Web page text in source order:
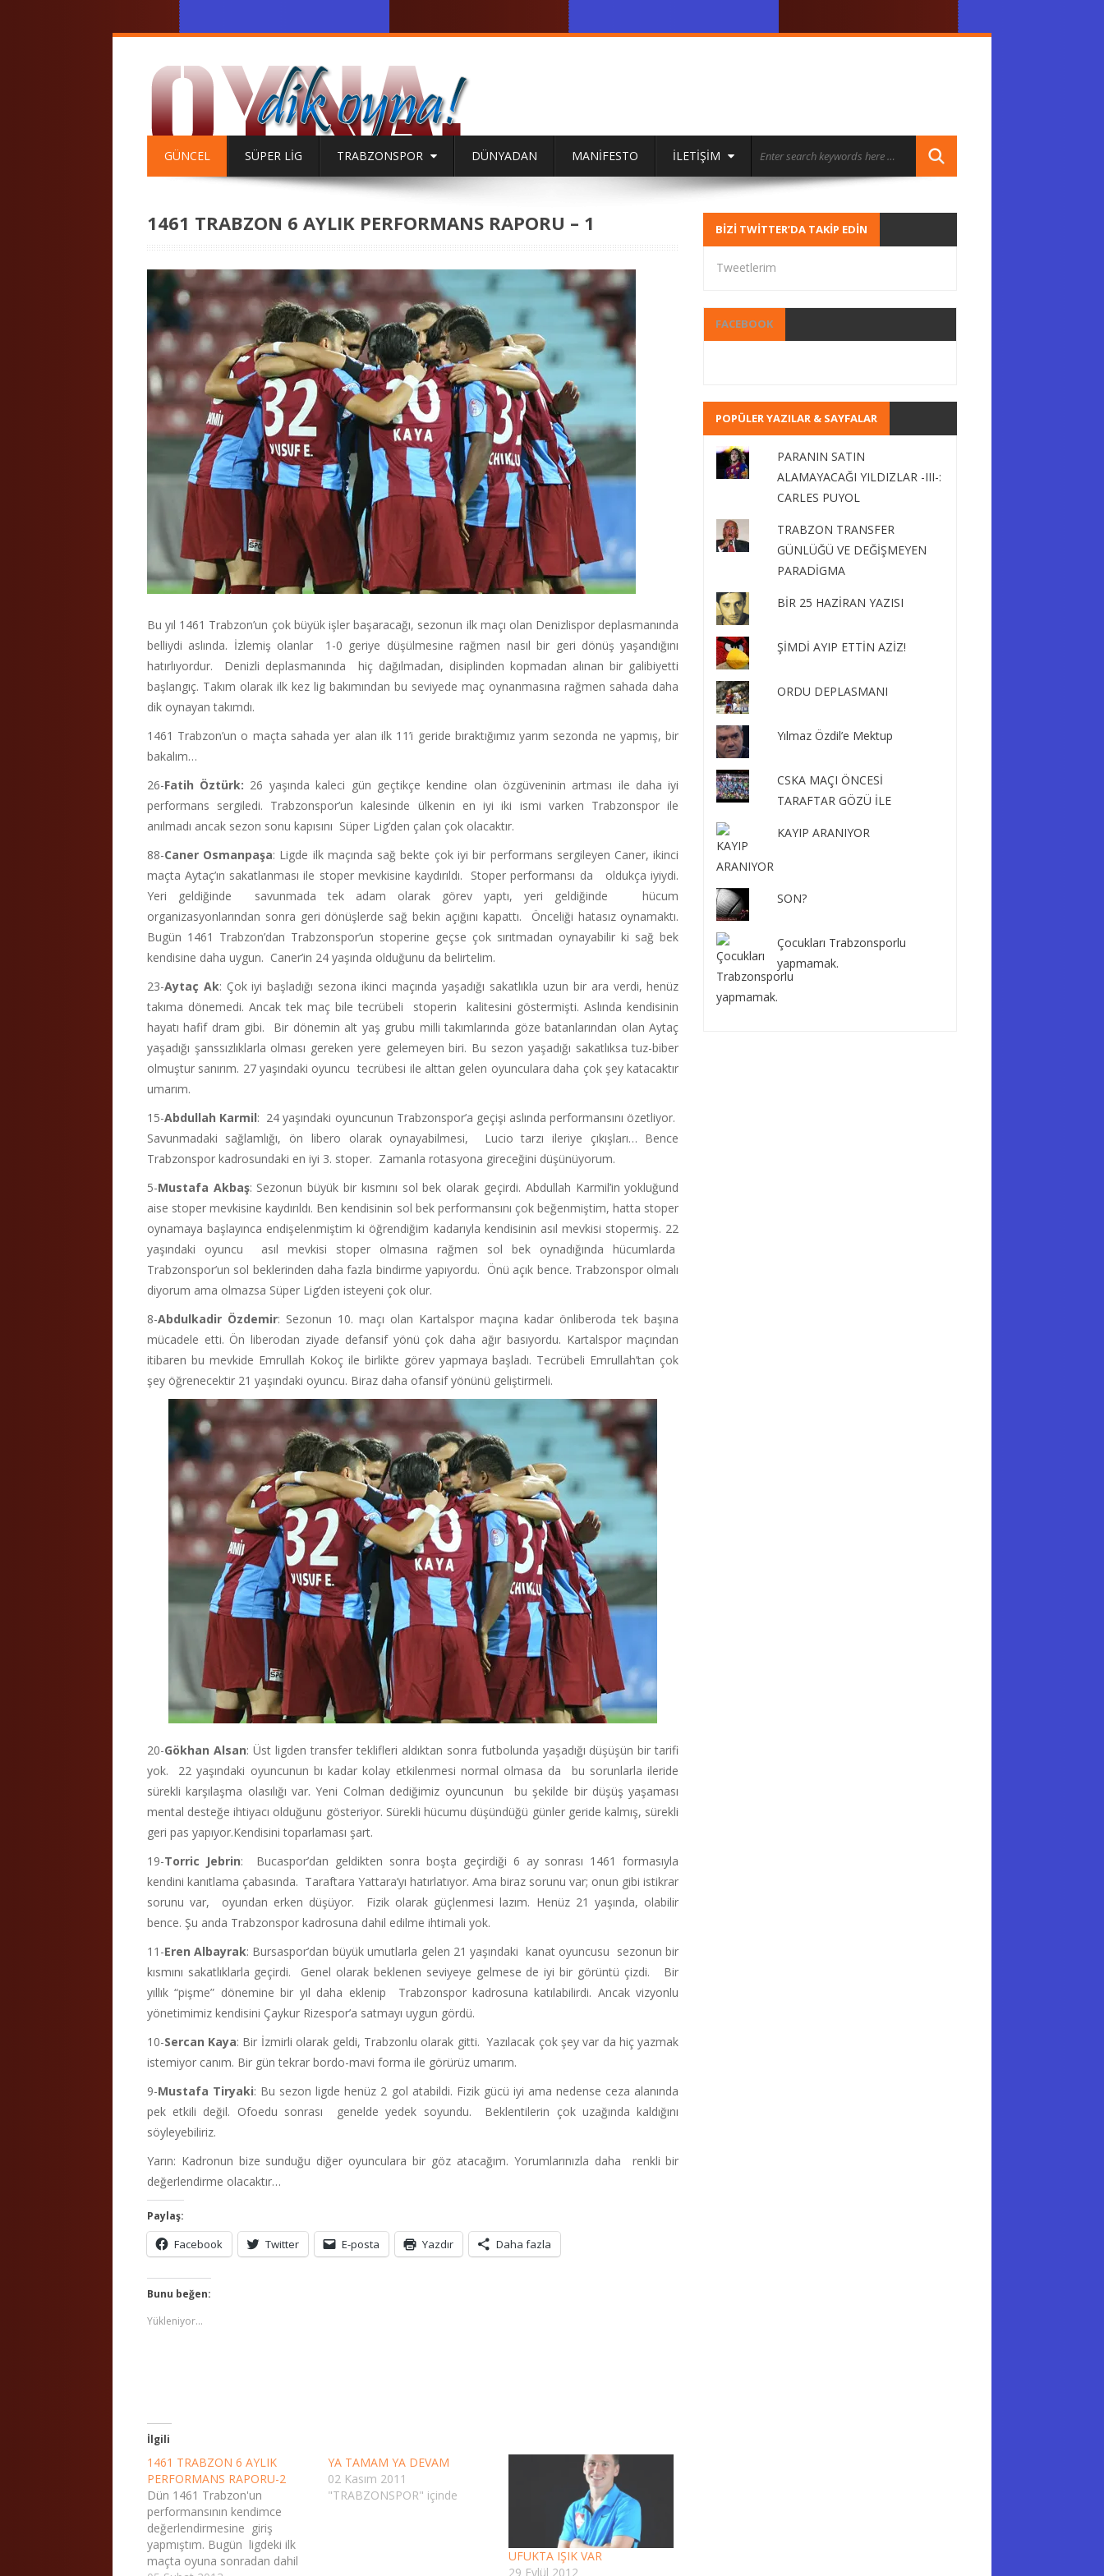
GÜNCEL SÜPER LİG TRABZONSPOR DÜNYADAN MANİFESTO İLETİŞİM
1461 TRABZON 6 AYLIK PERFORMANS RAPORU – 1
Bu yıl 1461 Trabzon’un çok büyük işler başaracağı, sezonun ilk maçı olan Denizlispor deplasmanında
belliydi aslında. İzlemiş olanlar 1-0 geriye düşülmesine rağmen nasıl bir geri dönüş yaşandığını
hatırlıyordur. Denizli deplasmanında hiç dağılmadan, disiplinden kopmadan alınan bir galibiyetti
başlangıç. Takım olarak ilk kez lig bakımından bu seviyede maç oynanmasına rağmen sahada daha
dik oynayan takımdı.
1461 Trabzon’un o maçta sahada yer alan ilk 11’i geride bıraktığımız yarım sezonda ne yapmış, bir
bakalım…
26-Fatih Öztürk: 26 yaşında kaleci gün geçtikçe kendine olan özgüveninin artması ile daha iyi
performans sergiledi. Trabzonspor’un kalesinde ülkenin en iyi iki ismi varken Trabzonspor ile
anılmadı ancak sezon sonu kapısını Süper Lig’den çalan çok olacaktır.
88-Caner Osmanpaşa: Ligde ilk maçında sağ bekte çok iyi bir performans sergileyen Caner, ikinci
maçta Aytaç’ın sakatlanması ile stoper mevkisine kaydırıldı. Stoper performansı da oldukça iyiydi.
Yeri geldiğinde savunmada tek adam olarak görev yaptı, yeri geldiğinde hücum
organizasyonlarından sonra geri dönüşlerde sağ bekin açığını kapattı. Önceliği hatasız oynamaktı.
Bugün 1461 Trabzon’dan Trabzonspor’un stoperine geçse çok sırıtmadan oynayabilir ki sağ bek
kendisine daha uygun. Caner’in 24 yaşında olduğunu da belirtelim.
23-Aytaç Ak: Çok iyi başladığı sezona ikinci maçında yaşadığı sakatlıkla uzun bir ara verdi, henüz
takıma dönemedi. Ancak tek maç bile tecrübeli stoperin kalitesini göstermişti. Aslında kendisinin
hayatı hafif dram gibi. Bir dönemin alt yaş grubu milli takımlarında göze batanlarından olan Aytaç
yaşadığı şanssızlıklarla olması gereken yere gelemeyen biri. Bu sezon yaşadığı sakatlıksa tuz-biber
olmuştur sanırım. 27 yaşındaki oyuncu tecrübesi ile alttan gelen oyunculara daha çok şey katacaktır
umarım.
15-Abdullah Karmil: 24 yaşındaki oyuncunun Trabzonspor’a geçişi aslında performansını özetliyor.
Savunmadaki sağlamlığı, ön libero olarak oynayabilmesi, Lucio tarzı ileriye çıkışları… Bence
Trabzonspor kadrosundaki en iyi 3. stoper. Zamanla rotasyona gireceğini düşünüyorum.
5-Mustafa Akbaş: Sezonun büyük bir kısmını sol bek olarak geçirdi. Abdullah Karmil’in yokluğund
aise stoper mevkisine kaydırıldı. Ben kendisinin sol bek performansını çok beğenmiştim, hatta stoper
oynamaya başlayınca endişelenmiştim ki öğrendiğim kadarıyla kendisinin asıl mevkisi stopermiş. 22
yaşındaki oyuncu asıl mevkisi stoper olmasına rağmen sol bek oynadığında hücumlarda
Trabzonspor’un sol beklerinden daha fazla bindirme yapıyordu. Önü açık bence. Trabzonspor olmalı
diyorum ama olmazsa Süper Lig’den isteyeni çok olur.
8-Abdulkadir Özdemir: Sezonun 10. maçı olan Kartalspor maçına kadar önliberoda tek başına
mücadele etti. Ön liberodan ziyade defansif yönü çok daha ağır basıyordu. Kartalspor maçından
itibaren bu mevkide Emrullah Kokoç ile birlikte görev yapmaya başladı. Tecrübeli Emrullah’tan çok
şey öğrenecektir 21 yaşındaki oyuncu. Biraz daha ofansif yönünü geliştirmeli.
20-Gökhan Alsan: Üst ligden transfer teklifleri aldıktan sonra futbolunda yaşadığı düşüşün bir tarifi
yok. 22 yaşındaki oyuncunun bı kadar kolay etkilenmesi normal olmasa da bu sorunlarla ileride
sürekli karşılaşma olasılığı var. Yeni Colman dediğimiz oyuncunun bu şekilde bir düşüş yaşaması
mental desteğe ihtiyacı olduğunu gösteriyor. Sürekli hücumu düşündüğü günler geride kalmış, sürekli
geri pas yapıyor.Kendisini toparlaması şart.
19-Torric Jebrin: Bucaspor’dan geldikten sonra boşta geçirdiği 6 ay sonrası 1461 formasıyla
kendini kanıtlama çabasında. Taraftara Yattara’yı hatırlatıyor. Ama biraz sorunu var; onun gibi istikrar
sorunu var, oyundan erken düşüyor. Fizik olarak güçlenmesi lazım. Henüz 21 yaşında, olabilir
bence. Şu anda Trabzonspor kadrosuna dahil edilme ihtimali yok.
11-Eren Albayrak: Bursaspor’dan büyük umutlarla gelen 21 yaşındaki kanat oyuncusu sezonun bir
kısmını sakatlıklarla geçirdi. Genel olarak beklenen seviyeye gelmese de iyi bir görüntü çizdi. Bir
yıllık “pişme” dönemine bir yıl daha eklenip Trabzonspor kadrosuna katılabilirdi. Ancak vizyonlu
yönetimimiz kendisini Çaykur Rizespor’a satmayı uygun gördü.
10-Sercan Kaya: Bir İzmirli olarak geldi, Trabzonlu olarak gitti. Yazılacak çok şey var da hiç yazmak
istemiyor canım. Bir gün tekrar bordo-mavi forma ile görürüz umarım.
9-Mustafa Tiryaki: Bu sezon ligde henüz 2 gol atabildi. Fizik gücü iyi ama nedense ceza alanında
pek etkili değil. Ofoedu sonrası genelde yedek soyundu. Beklentilerin çok uzağında kaldığını
söyleyebiliriz.
Yarın: Kadronun bize sunduğu diğer oyunculara bir göz atacağım. Yorumlarınızla daha renkli bir
değerlendirme olacaktır…
Paylaş:
Facebook Twitter E-posta Yazdır Daha fazla
Bunu beğen:
Yükleniyor...
İlgili
1461 TRABZON 6 AYLIK
PERFORMANS RAPORU-2
Dün 1461 Trabzon'un
performansının kendimce
değerlendirmesine giriş
yapmıştım. Bugün ligdeki ilk
maçta oyuna sonradan dahil
YA TAMAM YA DEVAM
02 Kasım 2011
"TRABZONSPOR" içinde
UFUKTA IŞIK VAR
29 Eylül 2012
BIZI TWITTER’DA TAKIP EDIN
Tweetlerim
FACEBOOK
POPÜLER YAZILAR & SAYFALAR
PARANIN SATIN
ALAMAYACAĞI YILDIZLAR -III-:
CARLES PUYOL
TRABZON TRANSFER
GÜNLÜĞÜ VE DEĞİŞMEYEN
PARADİGMA
BİR 25 HAZİRAN YAZISI
ŞİMDİ AYIP ETTİN AZİZ!
ORDU DEPLASMANI
Yılmaz Özdil’e Mektup
CSKA MAÇI ÖNCESİ
TARAFTAR GÖZÜ İLE
KAYIP ARANIYOR
SON?
Çocukları Trabzonsporlu
yapmamak.